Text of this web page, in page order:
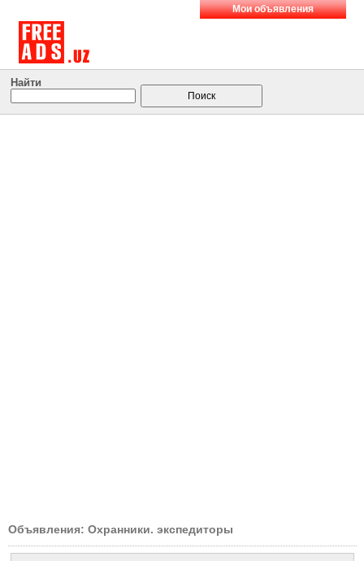
Мои объявления
Найти
Объявления: Охранники. экспедиторы